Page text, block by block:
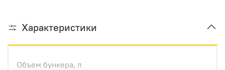
Характеристики
Объем бункера, л